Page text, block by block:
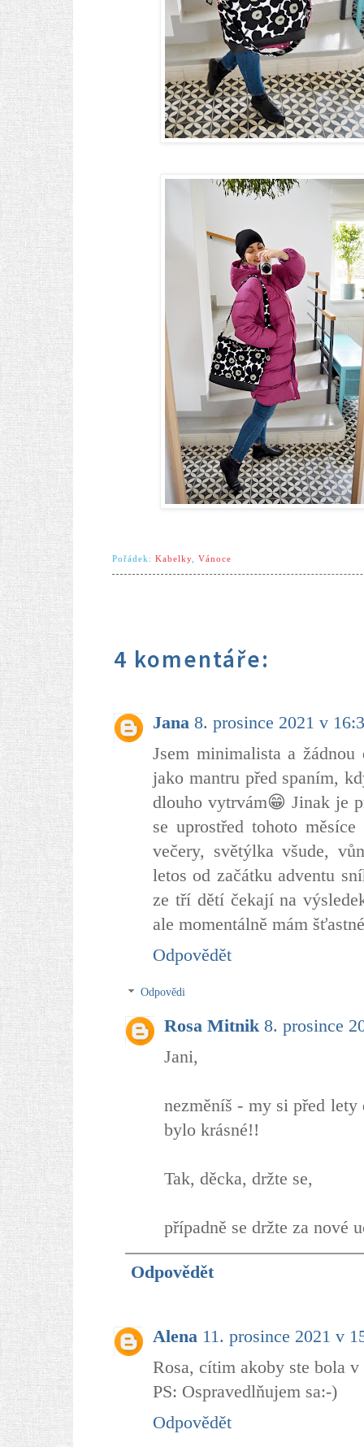
Pořádek: Kabelky, Vánoce
4 komentáře:
Jana 8. prosince 2021 v
Jsem minimalista a
jako mantru před spaním,
dlouho vytrvám😁 Jinak je
se uprostřed tohoto
večery, světýlka všude,
letos od začátku adventu
ze tří dětí čekají na
ale momentálně mám
Odpovědět
Odpovědi
Rosa Mitnik 8. prosince
Jani,
nezměníš - my si před
bylo krásné!!
Tak, děcka, držte se,
případně se držte za nové
Odpovědět
Alena 11. prosince 2021 v
Rosa, cítim akoby ste bola
PS: Ospravedlňujem sa:-)
Odpovědět